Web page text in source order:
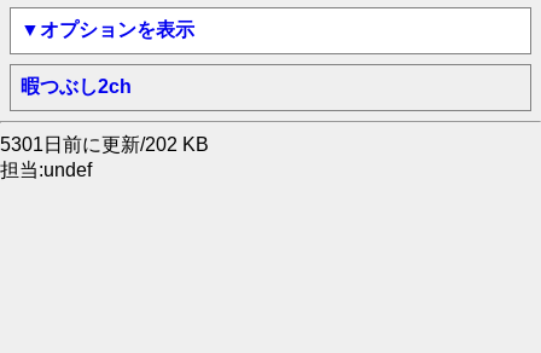
▼オプションを表示
暇つぶし2ch
5301日前に更新/202 KB
担当:undef